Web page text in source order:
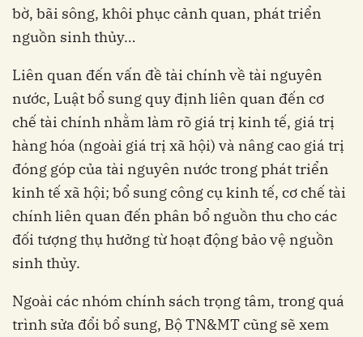
bờ, bãi sông, khôi phục cảnh quan, phát triển
nguồn sinh thủy…
Liên quan đến vấn đề tài chính về tài nguyên
nước, Luật bổ sung quy định liên quan đến cơ
chế tài chính nhằm làm rõ giá trị kinh tế, giá trị
hàng hóa (ngoài giá trị xã hội) và nâng cao giá trị
đóng góp của tài nguyên nước trong phát triển
kinh tế xã hội; bổ sung công cụ kinh tế, cơ chế tài
chính liên quan đến phân bổ nguồn thu cho các
đối tượng thụ hưởng từ hoạt động bảo vệ nguồn
sinh thủy.
Ngoài các nhóm chính sách trọng tâm, trong quá
trình sửa đổi bổ sung, Bộ TN&MT cũng sẽ xem